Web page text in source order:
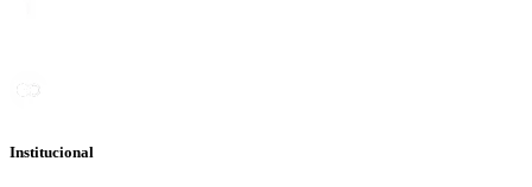
Institucional